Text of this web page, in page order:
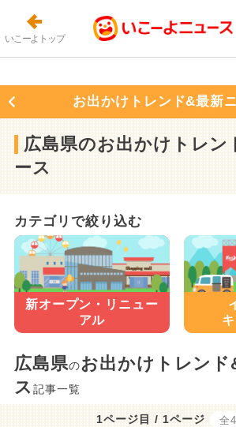
いこーよトップ
お出かけトレンド&最新
広島県のお出かけトレン
ース
カテゴリで絞り込む
新オープン・ リニュー
アル
広島県のお出かけトレンド
ス 記事一覧
1ページ目 / 1ページ 全